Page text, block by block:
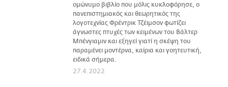
ομώνυμο βιβλίο που μόλις κυκλοφόρησε, ο
πανεπιστημιακός και θεωρητικός της
λογοτεχνίας Φρέντρικ Τζέιμσον φωτίζει
άγνωστες πτυχές των κειμένων του Βάλτερ
Μπένγιαμιν και εξηγεί γιατί η σκέψη του
παραμένει μοντέρνα, καίρια και γοητευτική,
ειδικά σήμερα.
27.4.2022